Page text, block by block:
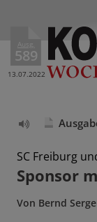
Ausg.
589
13.07.2022
vorlesen
SC Freiburg
Sponsor
Von Bernd